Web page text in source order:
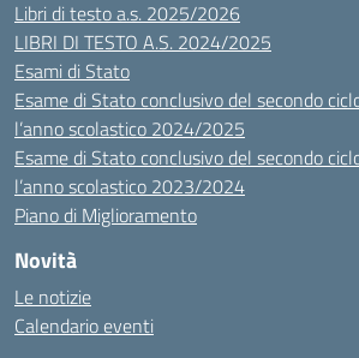
Libri di testo a.s. 2025/2026
LIBRI DI TESTO A.S. 2024/2025
Esami di Stato
Esame di Stato conclusivo del secondo
l’anno scolastico 2024/2025
Esame di Stato conclusivo del secondo
l’anno scolastico 2023/2024
Piano di Miglioramento
Novità
Le notizie
Calendario eventi